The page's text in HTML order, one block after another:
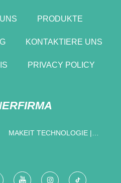
PRODUKTE
KONTAKTIERE UNS
PRIVACY POLICY
MAKEIT TECHNOLOGIE |